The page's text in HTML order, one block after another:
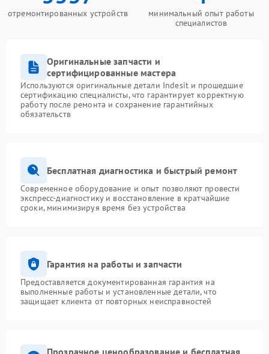
отремонтированных устройств
минимальный опыт работы
специалистов
Оригинальные запчасти и
сертифицированные мастера
Используются оригинальные детали Indesit и прошедшие
сертификацию специалисты, что гарантирует корректную
работу после ремонта и сохранение гарантийных
обязательств
Бесплатная диагностика и быстрый ремонт
Современное оборудование и опыт позволяют провести
экспресс-диагностику и восстановление в кратчайшие
сроки, минимизируя время без устройства
Гарантия на работы и запчасти
Предоставляется документированная гарантия на
выполненные работы и установленные детали, что
защищает клиента от повторных неисправностей